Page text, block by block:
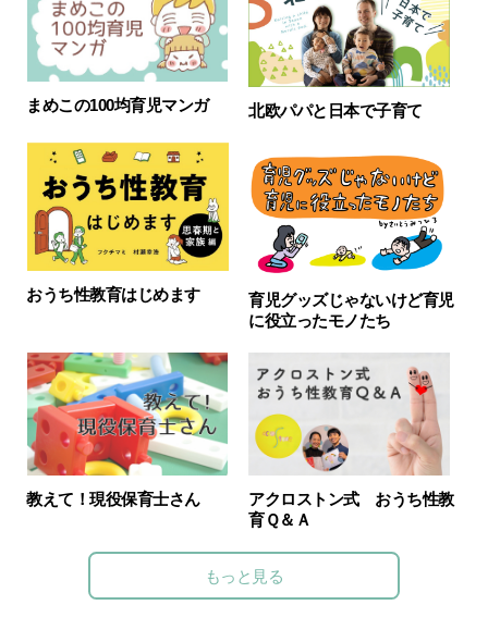
まめこの100均育児マンガ 北欧パパと日本で子育て
おうち性教育はじめます
育児グッズじゃないけど育児
に役立ったモノたち
教えて！現役保育士さん
アクロストン式 おうち性教
育Ｑ＆Ａ
もっと見る